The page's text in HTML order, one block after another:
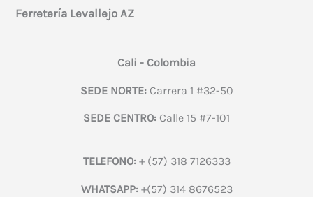
Ferretería Levallejo AZ
Cali - Colombia
SEDE NORTE:Carrera 1 #32-50
SEDE CENTRO: Calle 15 #7-101
TELEFONO:+ (57) 318 7126333
WHATSAPP:+(57) 314 8676523